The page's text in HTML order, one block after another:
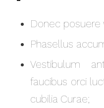
Donec posuere
Phasellus
Vestibulum
faucibus orci
cubilia Curae;